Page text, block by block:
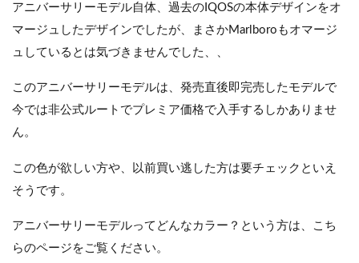
アニバーサリーモデル自体、過去のIQOSの本体デザインをオ
マージュしたデザインでしたが、まさかMarlboroもオマージ
ュしているとは気づきませんでした、、
このアニバーサリーモデルは、発売直後即完売したモデルで
今では非公式ルートでプレミア価格で入手するしかありませ
ん。
この色が欲しい方や、以前買い逃した方は要チェックといえ
そうです。
アニバーサリーモデルってどんなカラー？という方は、こち
らのページをご覧ください。